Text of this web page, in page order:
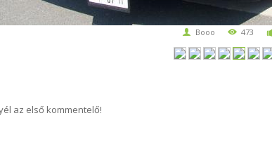
Booo 473
az első kommentelő!